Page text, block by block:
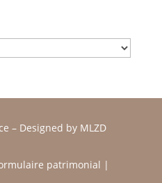
–Designed by MLZD
patrimonial |